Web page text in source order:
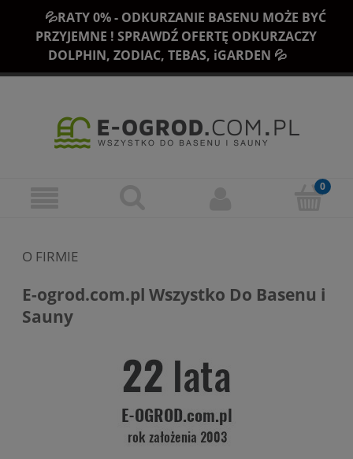
💦RATY 0% - ODKURZANIE BASENU MOŻE BYĆ
PRZYJEMNE ! SPRAWDŹ OFERTĘ ODKURZACZY
DOLPHIN, ZODIAC, TEBAS, iGARDEN 💦
O FIRMIE
E-ogrod.com.pl Wszystko Do Basenu i
Sauny